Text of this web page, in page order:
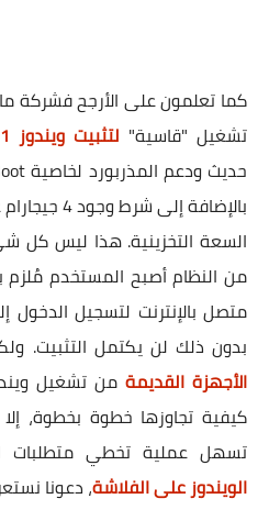
كما تعلمون على الأرجح فشركة
تشغيل "قاسية" لتثبيت ويندوز 11
حديث ودعم المذربورد لخاصية Secure Boot
السعة التخزينية. هذا ليس كل
متصل بالإنترنت لتسجيل الدخول
بدون ذلك لن يكتمل التثبيت.
الأجهزة القديمة
كيفية تجاوزها خطوة بخطوة،
تسهل عملية تخطي متطلبات
الويندوز على الفلاشة، دعونا